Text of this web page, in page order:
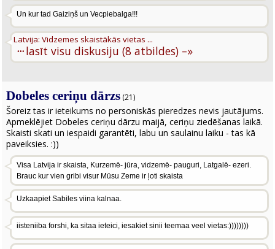
Un kur tad Gaiziņš un Vecpiebalga!!!
···
Latvija: Vidzemes skaistākās vietas ...
lasīt visu diskusiju (8 atbildes) –»
Dobeles ceriņu dārzs (21)
Šoreiz tas ir ieteikums no personiskās pieredzes nevis jautājums.
Apmeklējiet Dobeles ceriņu dārzu maijā, ceriņu ziedēšanas laikā.
Skaisti skati un iespaidi garantēti, labu un saulainu laiku - tas kā
paveiksies. :))
Visa Latvija ir skaista, Kurzemē- jūra, vidzemē- pauguri, Latgalē- ezeri.
Brauc kur vien gribi visur Mūsu Zeme ir ļoti skaista
Uzkaapiet Sabiles viina kalnaa.
iisteniiba forshi, ka sitaa ieteici, iesakiet sinii teemaa veel vietas:))))))))